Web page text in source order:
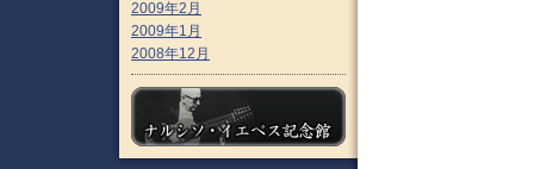
2009年2月
2009年1月
2008年12月